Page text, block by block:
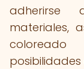
adherirse
materiales,